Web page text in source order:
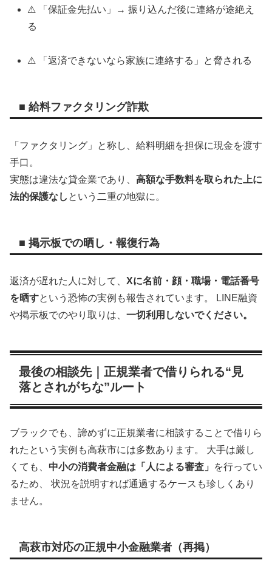
⚠ 「保証金先払い」→ 振り込んだ後に連絡が途絶え
る
⚠ 「返済できないなら家族に連絡する」と脅される
■ 給料ファクタリング詐欺
「ファクタリング」と称し、給料明細を担保に現金を渡す
手口。
実態は違法な貸金業であり、 高額な手数料を取られた上に
法的保護なし という二重の地獄に。
■ 掲示板での晒し・報復行為
返済が遅れた人に対して、 Xに名前・顔・職場・電話番号
を晒すという恐怖の実例も報告されています。 LINE融資
や掲示板でのやり取りは、 一切利用しないでください。
最後の相談先｜正規業者で借りられる“見
落とされがちな”ルート
ブラックでも、諦めずに正規業者に相談することで借りら
れたという実例も高萩市には多数あります。 大手は厳し
くても、 中小の消費者金融は「人による審査」
を行ってい
るため、 状況を説明すれば通過するケースも珍しくあり
ません。
高萩市対応の正規中小金融業者（再掲）